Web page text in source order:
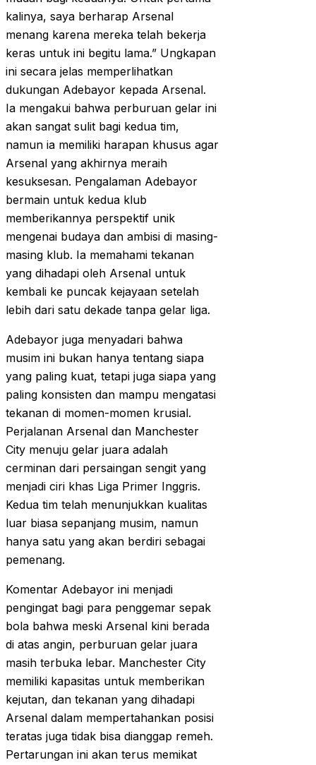
kalinya, saya berharap Arsenal
menang karena mereka telah bekerja
keras untuk ini begitu lama.” Ungkapan
ini secara jelas memperlihatkan
dukungan Adebayor kepada Arsenal.
Ia mengakui bahwa perburuan gelar ini
akan sangat sulit bagi kedua tim,
namun ia memiliki harapan khusus agar
Arsenal yang akhirnya meraih
kesuksesan. Pengalaman Adebayor
bermain untuk kedua klub
memberikannya perspektif unik
mengenai budaya dan ambisi di masing-
masing klub. Ia memahami tekanan
yang dihadapi oleh Arsenal untuk
kembali ke puncak kejayaan setelah
lebih dari satu dekade tanpa gelar liga.
Adebayor juga menyadari bahwa
musim ini bukan hanya tentang siapa
yang paling kuat, tetapi juga siapa yang
paling konsisten dan mampu mengatasi
tekanan di momen-momen krusial.
Perjalanan Arsenal dan Manchester
City menuju gelar juara adalah
cerminan dari persaingan sengit yang
menjadi ciri khas Liga Primer Inggris.
Kedua tim telah menunjukkan kualitas
luar biasa sepanjang musim, namun
hanya satu yang akan berdiri sebagai
pemenang.
Komentar Adebayor ini menjadi
pengingat bagi para penggemar sepak
bola bahwa meski Arsenal kini berada
di atas angin, perburuan gelar juara
masih terbuka lebar. Manchester City
memiliki kapasitas untuk memberikan
kejutan, dan tekanan yang dihadapi
Arsenal dalam mempertahankan posisi
teratas juga tidak bisa dianggap remeh.
Pertarungan ini akan terus memikat